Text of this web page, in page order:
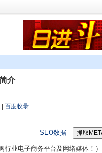
介
百度收录
SEO数据
行业电子商务平台及网络媒体！）